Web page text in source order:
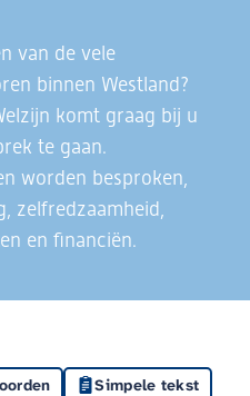
van de vele
binnen Westland?
komt graag bij u
te gaan.
worden besproken,
zelfredzaamheid,
en financiën.
Simpele tekst